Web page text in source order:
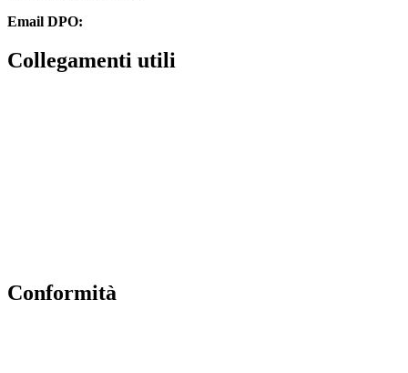
Email DPO:
Collegamenti utili
Conformità